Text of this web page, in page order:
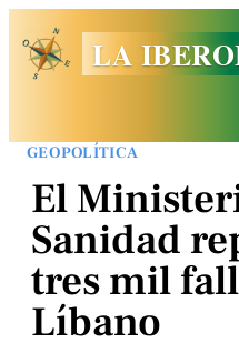
LA
GEOPOLÍTICA
El
Sanidad
tres mil
Líbano